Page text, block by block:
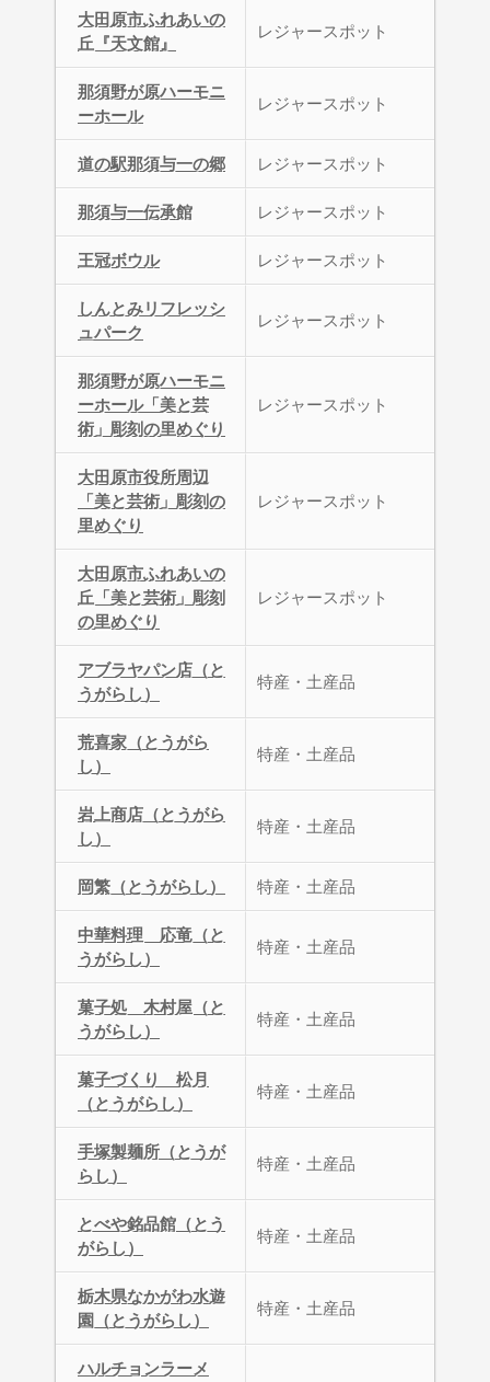
大田原市ふれあいの
丘『天文館』
レジャースポット
那須野が原ハーモニ
ーホール
レジャースポット
道の駅那須与一の郷 レジャースポット
那須与一伝承館 レジャースポット
王冠ボウル レジャースポット
しんとみリフレッシ
ュパーク
レジャースポット
那須野が原ハーモニ
ーホール「美と芸
術」彫刻の里めぐり
レジャースポット
大田原市役所周辺
「美と芸術」彫刻の
里めぐり
レジャースポット
大田原市ふれあいの
丘「美と芸術」彫刻
の里めぐり
レジャースポット
アブラヤパン店（と
うがらし）
特産・土産品
荒喜家（とうがら
し）
特産・土産品
岩上商店（とうがら
し）
特産・土産品
岡繁（とうがらし） 特産・土産品
中華料理 応竜（と
うがらし）
特産・土産品
菓子処 木村屋（と
うがらし）
特産・土産品
菓子づくり 松月
（とうがらし）
特産・土産品
手塚製麺所（とうが
らし）
特産・土産品
とべや銘品館（とう
がらし）
特産・土産品
栃木県なかがわ水遊
園（とうがらし）
特産・土産品
ハルチョンラーメ